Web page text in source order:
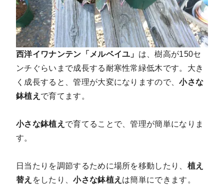
西洋イワナンテン「メルベイユ」 は、樹高が150セ
ンチぐらいまで成長する耐寒性常緑低木です。大き
く成長すると、管理が大変になりますので、小さな
鉢植え で育てます 。
小さな鉢植え で育てることで、管理が簡単になりま
す。
日当たりを調節するために場所を移動したり、 植え
替え をしたり、小さな鉢植え は簡単にできます。